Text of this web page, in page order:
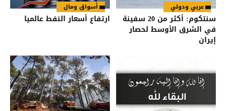
عربي ودولي
سنتكوم: أكثر من 20 سفينة
في الشرق الأوسط لحصار
إيران
أسواق ومال
ارتفاع أسعار النفط عالميا